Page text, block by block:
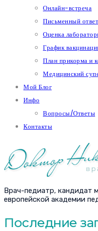
Онлайн-встреча
Письменный
Оценка
График
План прикорма и
Медицинский
Мой Блог
Инфо
Вопросы/Ответы
Контакты
Врач-педиатр, кандидат
европейской академии
Последние